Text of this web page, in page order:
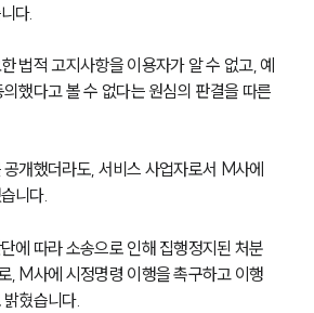
다.
법적 고지사항을 이용자가 알 수 없고, 예
했다고 볼 수 없다는 원심의 판결을 따른
개했더라도, 서비스 사업자로서 M사에
니다.
에 따라 소송으로 인해 집행정지된 처분
, M사에 시정명령 이행을 촉구하고 이행
혔습니다.